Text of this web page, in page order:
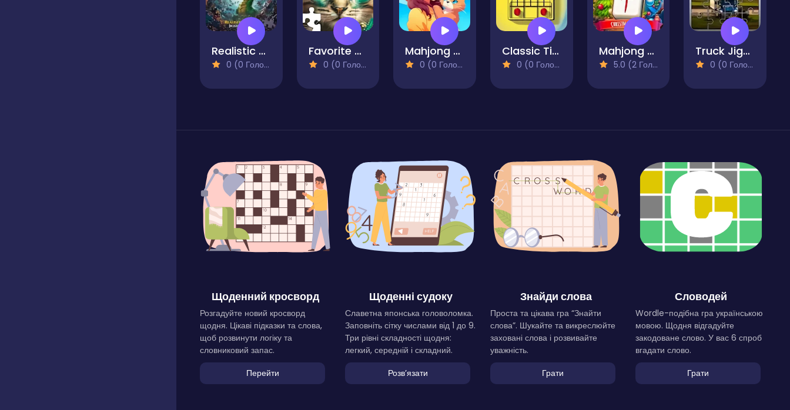
Realistic Dragon Jigsaw Puzzle
0 (0 Голосів)
Favorite Puzzles
0 (0 Голосів)
Mahjong Solitaire - World Tour
0 (0 Голосів)
Classic Tic-Tac-Toe Online
0 (0 Голосів)
Mahjong At Home - Xmas Edition
5.0 (2 Голосів)
Truck Jigsaw Puzzle
0 (0 Голосів)
Щоденний кросворд
Розгадуйте новий кросворд
щодня. Цікаві підказки та слова,
щоб розвинути логіку та
словниковий запас.
Перейти
Щоденні судоку
Славетна японська головоломка.
Заповніть сітку числами від 1 до 9.
Три рівні складності щодня:
легкий, середній і складний.
Розвʼязати
Знайди слова
Проста та цікава гра “Знайти
слова”. Шукайте та викреслюйте
заховані слова і розвивайте
уважність.
Грати
Словодей
Wordle-подібна гра українською
мовою. Щодня відгадуйте
закодоване слово. У вас 6 спроб
вгадати слово.
Грати